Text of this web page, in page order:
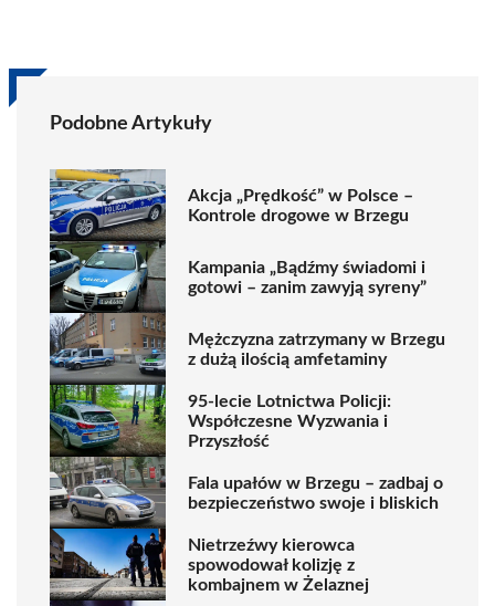
Podobne Artykuły
Akcja „Prędkość” w Polsce –
Kontrole drogowe w Brzegu
Kampania „Bądźmy świadomi i
gotowi – zanim zawyją syreny”
Mężczyzna zatrzymany w Brzegu
z dużą ilością amfetaminy
95-lecie Lotnictwa Policji:
Współczesne Wyzwania i
Przyszłość
Fala upałów w Brzegu – zadbaj o
bezpieczeństwo swoje i bliskich
Nietrzeźwy kierowca
spowodował kolizję z
kombajnem w Żelaznej